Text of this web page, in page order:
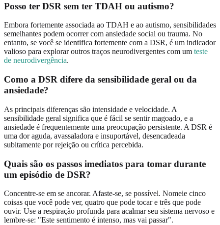
Posso ter DSR sem ter TDAH ou autismo?
Embora fortemente associada ao TDAH e ao autismo, sensibilidades
semelhantes podem ocorrer com ansiedade social ou trauma. No
entanto, se você se identifica fortemente com a DSR, é um indicador
valioso para explorar outros traços neurodivergentes com um teste
de neurodivergência.
Como a DSR difere da sensibilidade geral ou da
ansiedade?
As principais diferenças são intensidade e velocidade. A
sensibilidade geral significa que é fácil se sentir magoado, e a
ansiedade é frequentemente uma preocupação persistente. A DSR é
uma dor aguda, avassaladora e insuportável, desencadeada
subitamente por rejeição ou crítica percebida.
Quais são os passos imediatos para tomar durante
um episódio de DSR?
Concentre-se em se ancorar. Afaste-se, se possível. Nomeie cinco
coisas que você pode ver, quatro que pode tocar e três que pode
ouvir. Use a respiração profunda para acalmar seu sistema nervoso e
lembre-se: "Este sentimento é intenso, mas vai passar".